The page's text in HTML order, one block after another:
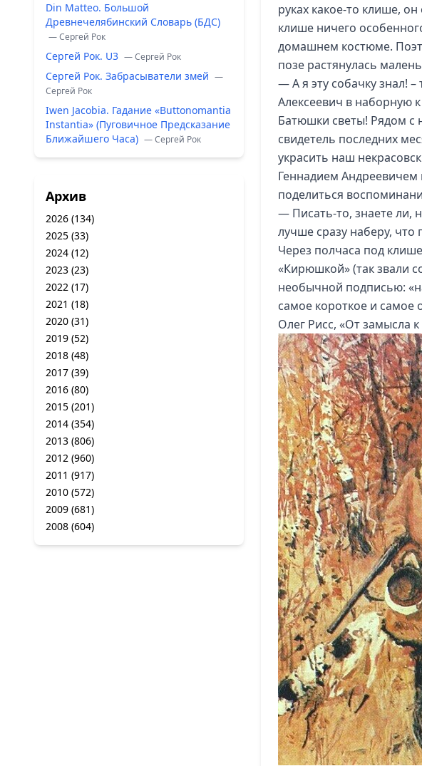
Din Matteo. Большой
Древнечелябинский Словарь (БДС)
— Сергей Рок
Сергей Рок. U3 — Сергей Рок
Сергей Рок. Забрасыватели змей —
Сергей Рок
Iwen Jacobia. Гадание «Buttonomantia
Instantia» (Пуговичное Предсказание
Ближайшего Часа) — Сергей Рок
Архив
2026 (134)
2025 (33)
2024 (12)
2023 (23)
2022 (17)
2021 (18)
2020 (31)
2019 (52)
2018 (48)
2017 (39)
2016 (80)
2015 (201)
2014 (354)
2013 (806)
2012 (960)
2011 (917)
2010 (572)
2009 (681)
2008 (604)
руках какое-то клише,
клише ничего
домашнем костюме. Поэт
позе растянулась
— А я эту собачку знал!
Алексеевич в наборную
Батюшки светы! Рядом с
свидетель последних
украсить наш
Геннадием
поделиться
— Писать-то, знаете ли,
лучше сразу наберу,
Через полчаса под
«Кирюшкой» (так звали
необычной подписью:
самое короткое и самое
Олег Рисс, «От замысла к